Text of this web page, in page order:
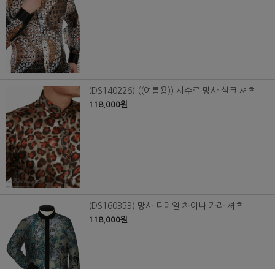
(DS140226) ((여름용)) 시수르 망사 실크 셔츠
118,000원
(DS160353) 망사 디테일 차이나 카라 셔츠
118,000원